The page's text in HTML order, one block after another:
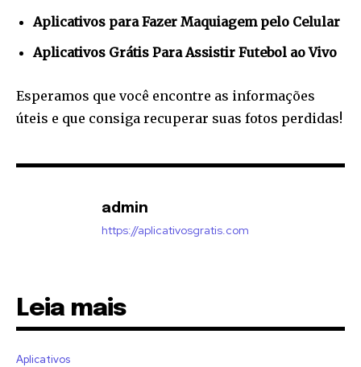
Aplicativos para Fazer Maquiagem pelo Celular
Aplicativos Grátis Para Assistir Futebol ao Vivo
Esperamos que você encontre as informações
úteis e que consiga recuperar suas fotos perdidas!
admin
https://aplicativosgratis.com
Leia mais
Aplicativos